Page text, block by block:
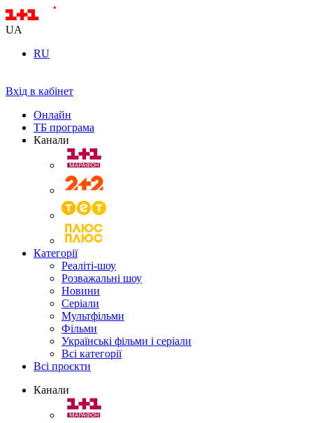
UA
RU
Вхід в кабінет
Онлайн
ТБ програма
Канали
Категорії
Реаліті-шоу
Розважальні шоу
Новини
Серіали
Мультфільми
Фільми
Українські фільми і серіали
Всі категорії
Всі проєкти
Канали